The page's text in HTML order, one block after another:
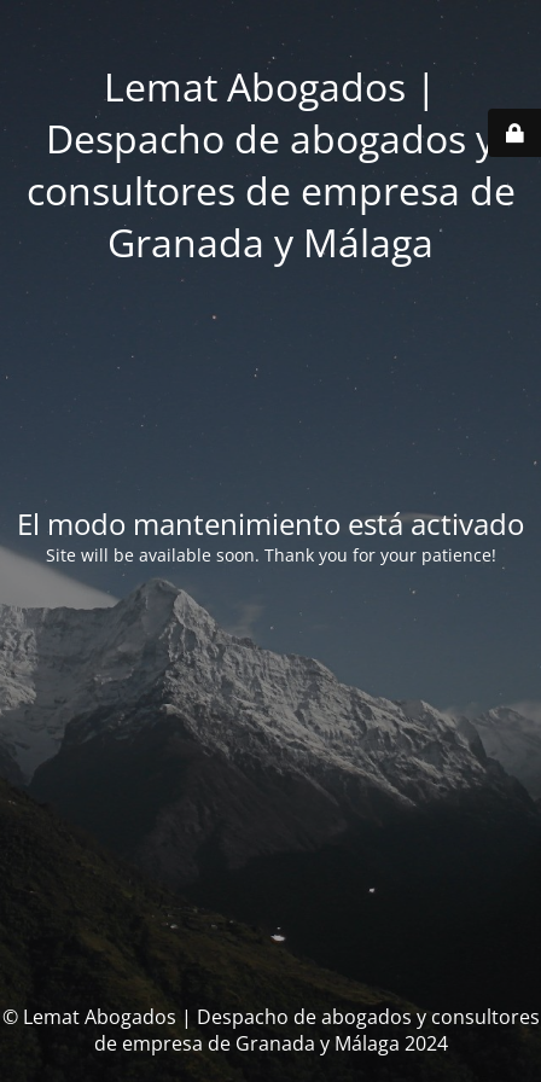
Lemat Abogados |
Despacho de abogados y
consultores de empresa de
Granada y Málaga
El modo mantenimiento está activado
Site will be available soon. Thank you for your patience!
© Lemat Abogados | Despacho de abogados y consultores
de empresa de Granada y Málaga 2024